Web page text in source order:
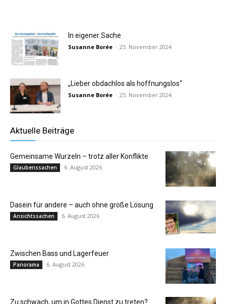
In eigener Sache
Susanne Borée - 25. November 2024
„Lieber obdachlos als hoffnungslos“
Susanne Borée - 25. November 2024
Aktuelle Beiträge
Gemeinsame Wurzeln – trotz aller Konflikte
Glaubenssachen 6. August 2026
Dasein für andere – auch ohne große Lösung
Ansichtssachen 6. August 2026
Zwischen Bass und Lagerfeuer
Panorama 6. August 2026
Zu schwach, um in Gottes Dienst zu treten?